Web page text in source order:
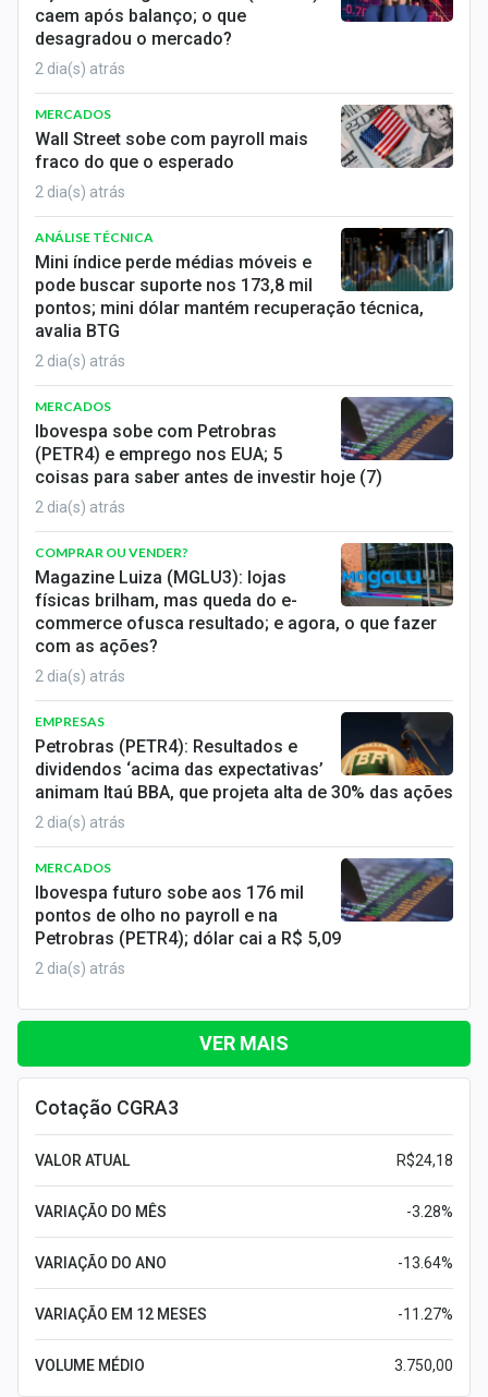
caem após balanço; o que
desagradou o mercado?
2 dia(s) atrás
MERCADOS
Wall Street sobe com payroll mais
fraco do que o esperado
2 dia(s) atrás
ANÁLISE TÉCNICA
Mini índice perde médias móveis e
pode buscar suporte nos 173,8 mil
pontos; mini dólar mantém recuperação técnica,
avalia BTG
2 dia(s) atrás
MERCADOS
Ibovespa sobe com Petrobras
(PETR4) e emprego nos EUA; 5
coisas para saber antes de investir hoje (7)
2 dia(s) atrás
COMPRAR OU VENDER?
Magazine Luiza (MGLU3): lojas
físicas brilham, mas queda do e-
commerce ofusca resultado; e agora, o que fazer
com as ações?
2 dia(s) atrás
EMPRESAS
Petrobras (PETR4): Resultados e
dividendos ‘acima das expectativas’
animam Itaú BBA, que projeta alta de 30% das ações
2 dia(s) atrás
MERCADOS
Ibovespa futuro sobe aos 176 mil
pontos de olho no payroll e na
Petrobras (PETR4); dólar cai a R$ 5,09
2 dia(s) atrás
VER MAIS
Cotação CGRA3
VALOR ATUAL R$24,18
VARIAÇÃO DO MÊS -3.28%
VARIAÇÃO DO ANO -13.64%
VARIAÇÃO EM 12 MESES -11.27%
VOLUME MÉDIO 3.750,00